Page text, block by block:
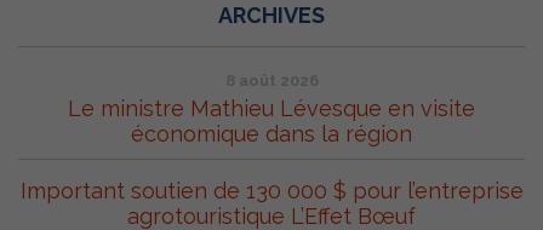
ARCHIVES
8 août 2026
Le ministre Mathieu Lévesque en visite
économique dans la région
Important soutien de 130 000 $ pour l’entreprise
agrotouristique L’Effet Bœuf